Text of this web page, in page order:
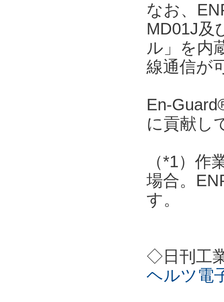
なお、
MD01J及
ル」を内
線通信が
En-
に貢献し
（*1）
場合。
す。
◇日刊工
ヘルツ電